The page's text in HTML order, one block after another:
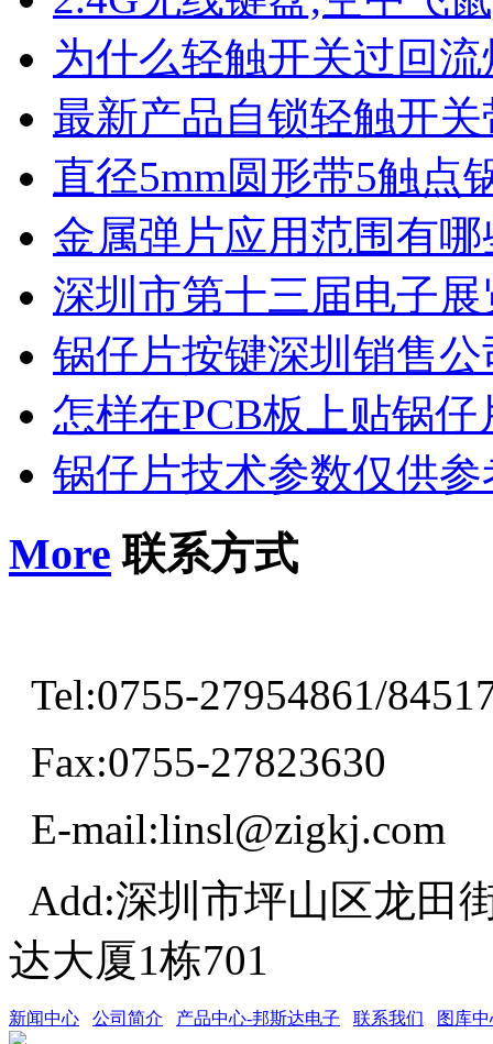
为什么轻触开关过回流
最新产品自锁轻触开
直径5mm圆形带5触点
金属弹片应用范围有哪
深圳市第十三届电子展
锅仔片按键深圳销售公
怎样在PCB板上贴锅仔
锅仔片技术参数仅供参
More 联系方式
Tel:0755-27954861/
Fax:0755-27823630
E-mail:linsl@zigkj.com
Add:深圳市坪山区龙田
达大厦1栋701
新闻中心 公司简介 产品中心-邦斯达电子 联系我们 图库